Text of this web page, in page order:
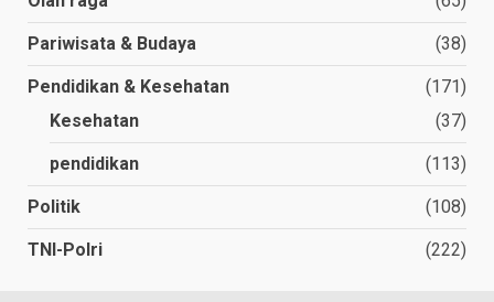
Pariwisata & Budaya (38)
Pendidikan & Kesehatan
(171)
Kesehatan
(37)
pendidikan (113)
Politik (108)
TNI-Polri (222)